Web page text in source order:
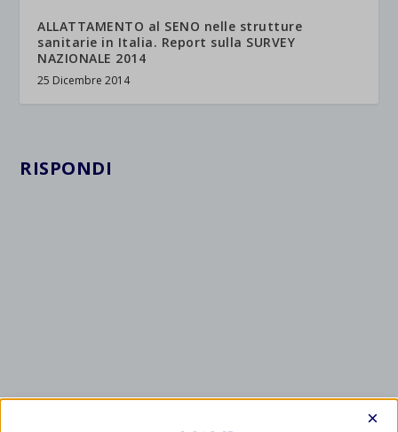
ALLATTAMENTO al SENO nelle strutture
sanitarie in Italia. Report sulla SURVEY
NAZIONALE 2014
25 Dicembre 2014
RISPONDI
×